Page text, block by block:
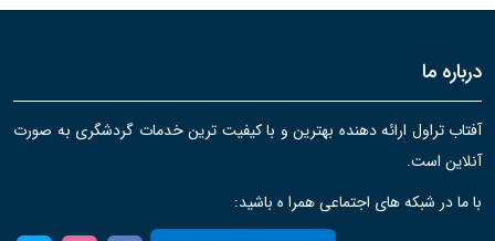
درباره ما
آفتاب تراول ارائه دهنده بهترین و با کیفیت ترین خدمات گردشگری به صورت
آنلاین است.
با ما در شبکه های اجتماعی همرا ه باشید: